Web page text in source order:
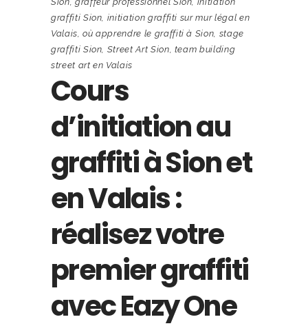
graffiti Sion, initiation graffiti sur mur légal en
Valais,où apprendre le graffiti à Sion, stage
graffiti Sion, Street Art Sion, team building
street art en Valais
Cours
d’initiation au
graffiti à Sion et
en Valais :
réalisez votre
premier graffiti
avec Eazy One